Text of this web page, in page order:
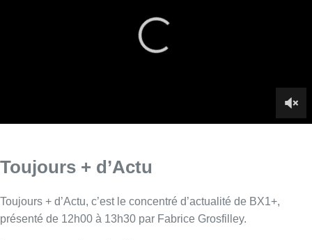
Toujours + d’Actu, c’est le concentré d’actualité de BX1+,
présenté de 12h00 à 13h30 par Fabrice Grosfilley.
– L’invité politique : Philippe Close, bourgmestre de Bruxelles
– L’invité actu : Lawrence Cuvelier, médecin généraliste
– L’invité société : Olivier Klein, chercheur en psychologie
sociale à l’ULB
Infos sur le replay